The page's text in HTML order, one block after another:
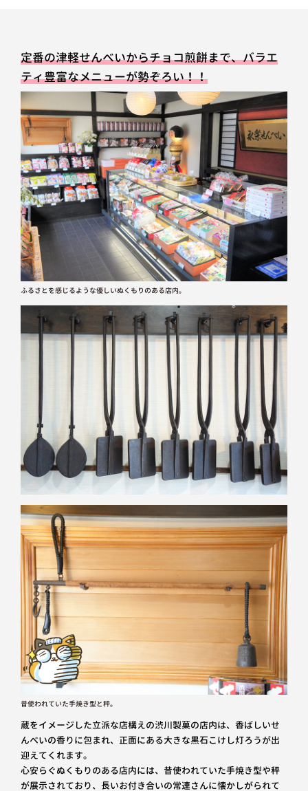
定番の津軽せんべいからチョコ煎餅まで、バラエ
ティ豊富なメニューが勢ぞろい！！
ふるさとを感じるような優しいぬくもりのある店内。
昔使われていた手焼き型と秤。
蔵をイメージした立派な店構えの渋川製菓の店内は、香ばしいせ
んべいの香りに包まれ、正面にある大きな黒石こけし灯ろうが出
迎えてくれます。
心安らぐぬくもりのある店内には、昔使われていた手焼き型や秤
が展示されており、長いお付き合いの常連さんに懐かしがられて